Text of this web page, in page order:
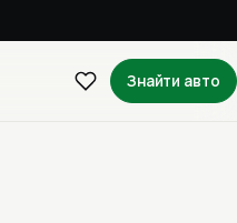
Знайти авто